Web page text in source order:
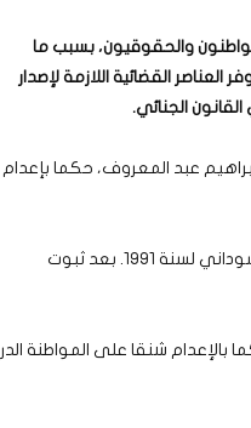
والحقوقيون، بسبب ما
القضائية اللازمة لإصدار
الجنائي.
عبد المعروف، حكما بإعدام
ووفقا لمنطوق الحكم، فإن المتهمة خالفت نص المواد، 50، 51 من القانون الجنائي السوداني لسنة 1991. بعد ثبوت
بالإعدام شنقا على المواطنة الدر